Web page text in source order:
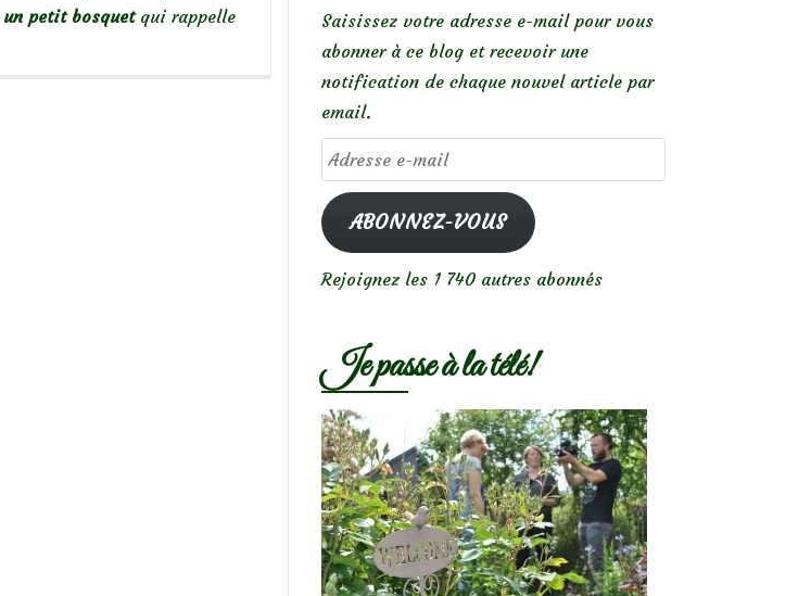
un petit bosquetqui rappelle
Saisissez votre adresse e-mail pour vous
abonner à ce blog et recevoir une
notification de chaque nouvel article par
email.
Adresse
e-
mailABONNEZ-VOUS
Rejoignez les 1 740 autres abonnés
Je passe à la télé!